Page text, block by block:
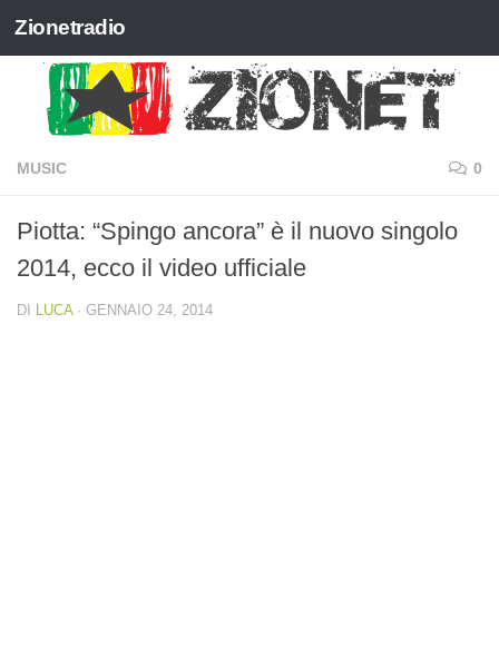
Salta al contenuto
Zionetradio
MUSIC 0
Piotta: “Spingo ancora” è il nuovo singolo
2014, ecco il video ufficiale
DI LUCA · GENNAIO 24, 2014